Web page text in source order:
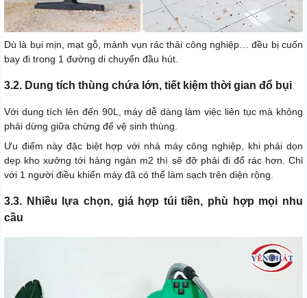
Dù là bụi mịn, mạt gỗ, mảnh vụn rác thải công nghiệp… đều bị cuốn
bay đi trong 1 đường di chuyển đầu hút.
3.2. Dung tích thùng chứa lớn, tiết kiệm thời gian đổ bụi
Với dung tích lên đến 90L, máy dễ dàng làm việc liên tục mà không
phải dừng giữa chừng để vệ sinh thùng.
Ưu điểm này đặc biệt hợp với nhà máy công nghiệp, khi phải dọn
dẹp kho xưởng tới hàng ngàn m2 thì sẽ đỡ phải đi đổ rác hơn. Chỉ
với 1 người điều khiển máy đã có thể làm sạch trên diện rộng.
3.3. Nhiều lựa chọn, giá hợp túi tiền, phù hợp mọi nhu
cầu